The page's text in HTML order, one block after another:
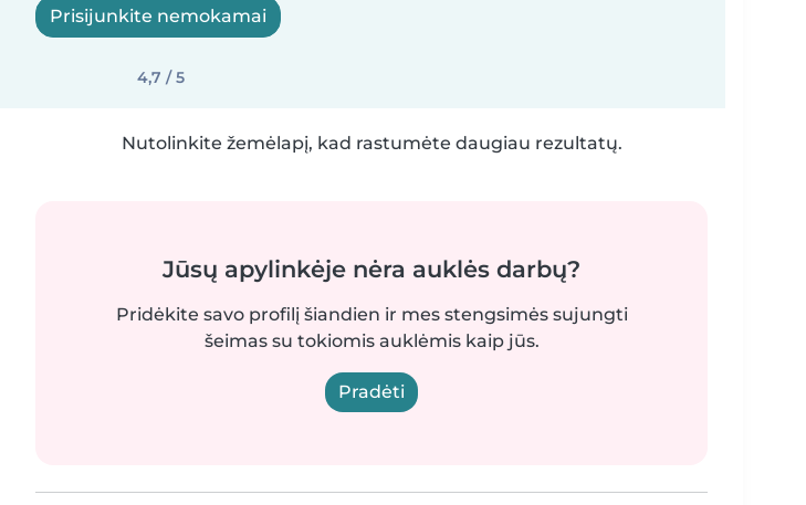
Prisijunkite nemokamai
4,7 / 5
Nutolinkite žemėlapį, kad rastumėte daugiau rezultatų.
Jūsų apylinkėje nėra auklės darbų?
Pridėkite savo profilį šiandien ir mes stengsimės sujungti
šeimas su tokiomis auklėmis kaip jūs.
Pradėti